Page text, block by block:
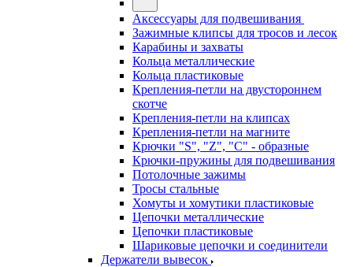
Аксессуары для подвешивания
Зажимные клипсы для тросов и лесок
Карабины и захваты
Кольца металлические
Кольца пластиковые
Крепления-петли на двустороннем
скотче
Крепления-петли на клипсах
Крепления-петли на магните
Крючки "S", "Z", "C" - образные
Крючки-пружины для подвешивания
Потолочные зажимы
Тросы стальные
Хомуты и хомутики пластиковые
Цепочки металлические
Цепочки пластиковые
Шариковые цепочки и соединители
Держатели вывесок